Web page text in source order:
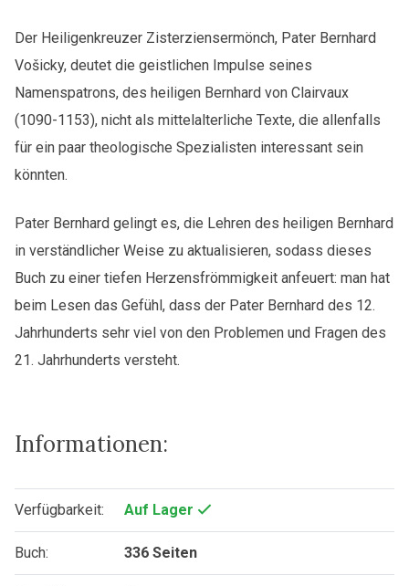
Bernhard
von
Clairvaux
Menge
Der Heiligenkreuzer Zisterziensermönch, Pater Bernhard
Vošicky, deutet die geistlichen Impulse seines
Namenspatrons, des heiligen Bernhard von Clairvaux
(1090-1153), nicht als mittelalterliche Texte, die allenfalls
für ein paar theologische Spezialisten interessant sein
könnten.
Pater Bernhard gelingt es, die Lehren des heiligen Bernhard
in verständlicher Weise zu aktualisieren, sodass dieses
Buch zu einer tiefen Herzensfrömmigkeit anfeuert: man hat
beim Lesen das Gefühl, dass der Pater Bernhard des 12.
Jahrhunderts sehr viel von den Problemen und Fragen des
21. Jahrhunderts versteht.
Informationen:
Verfügbarkeit: Auf Lager
Buch: 336 Seiten